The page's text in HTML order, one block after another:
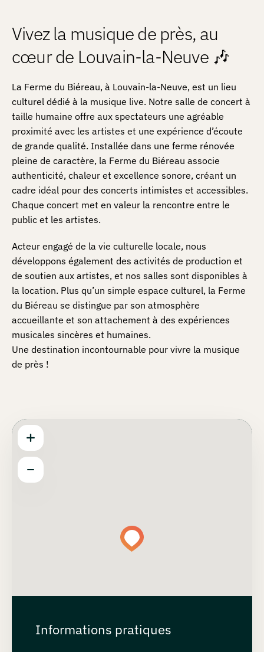
Vivez la musique de près, au
cœur de Louvain-la-Neuve 🎶
La Ferme du Biéreau, à Louvain-la-Neuve, est un lieu
culturel dédié à la musique live. Notre salle de concert à
taille humaine offre aux spectateurs une agréable
proximité avec les artistes et une expérience d’écoute
de grande qualité. Installée dans une ferme rénovée
pleine de caractère, la Ferme du Biéreau associe
authenticité, chaleur et excellence sonore, créant un
cadre idéal pour des concerts intimistes et accessibles.
Chaque concert met en valeur la rencontre entre le
public et les artistes.
Acteur engagé de la vie culturelle locale, nous
développons également des activités de production et
de soutien aux artistes, et nos salles sont disponibles à
la location. Plus qu’un simple espace culturel, la Ferme
du Biéreau se distingue par son atmosphère
accueillante et son attachement à des expériences
musicales sincères et humaines.
Une destination incontournable pour vivre la musique
de près !
Informations pratiques